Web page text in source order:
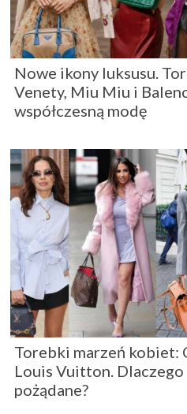
Nowe ikony luksusu.
Venety, Miu Miu i
współczesną modę
Torebki marzeń kobiet:
Louis Vuitton.
pożądane?